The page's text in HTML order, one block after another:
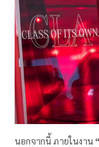
นอกจากนี้ ภายในงาน